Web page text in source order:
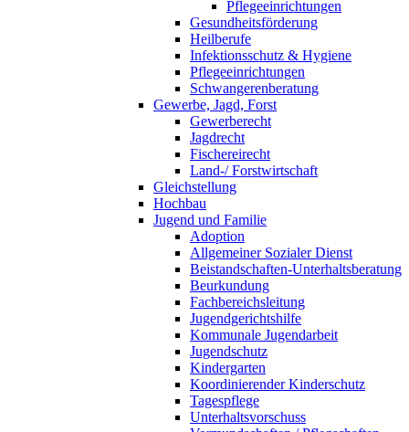
Pflegeeinrichtungen
Gesundheitsförderung
Heilberufe
Infektionsschutz & Hygiene
Pflegeeinrichtungen
Schwangerenberatung
Gewerbe, Jagd, Forst
Gewerberecht
Jagdrecht
Fischereirecht
Land-/ Forstwirtschaft
Gleichstellung
Hochbau
Jugend und Familie
Adoption
Allgemeiner Sozialer Dienst
Beistandschaften-Unterhaltsberatung
Beurkundung
Fachbereichsleitung
Jugendgerichtshilfe
Kommunale Jugendarbeit
Jugendschutz
Kindergarten
Koordinierender Kinderschutz
Tagespflege
Unterhaltsvorschuss